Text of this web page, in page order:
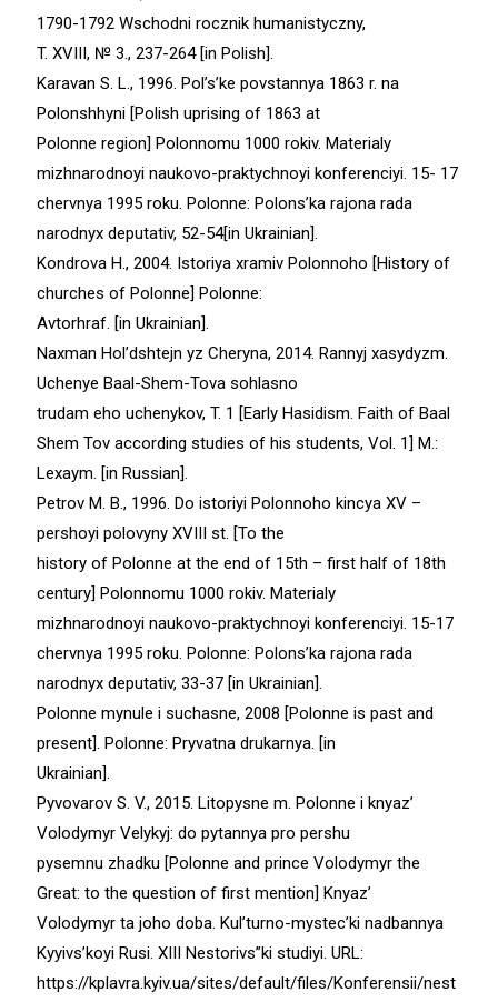
1790-1792 Wschodni rocznik humanistyczny,
T. XVIII, № 3., 237-264 [in Polish].
Karavan S. L., 1996. Pol’s’ke povstannya 1863 r. na
Polonshhyni [Polish uprising of 1863 at
Polonne region] Polonnomu 1000 rokiv. Materialy
mizhnarodnoyi naukovo-praktychnoyi konferenciyi. 15- 17
chervnya 1995 roku. Polonne: Polons’ka rajona rada
narodnyx deputativ, 52-54[in Ukrainian].
Kondrova H., 2004. Istoriya xramiv Polonnoho [History of
churches of Polonne] Polonne:
Avtorhraf. [in Ukrainian].
Naxman Hol’dshtejn yz Cheryna, 2014. Rannyj xasydyzm.
Uchenye Baal-Shem-Tova sohlasno
trudam eho uchenykov, T. 1 [Early Hasidism. Faith of Baal
Shem Tov according studies of his students, Vol. 1] M.:
Lexaym. [in Russian].
Petrov M. B., 1996. Do istoriyi Polonnoho kincya XV –
pershoyi polovyny XVIII st. [To the
history of Polonne at the end of 15th – first half of 18th
century] Polonnomu 1000 rokiv. Materialy
mizhnarodnoyi naukovo-praktychnoyi konferenciyi. 15-17
chervnya 1995 roku. Polonne: Polons’ka rajona rada
narodnyx deputativ, 33-37 [in Ukrainian].
Polonne mynule i suchasne, 2008 [Polonne is past and
present]. Polonne: Pryvatna drukarnya. [in
Ukrainian].
Pyvovarov S. V., 2015. Litopysne m. Polonne i knyaz’
Volodymyr Velykyj: do pytannya pro pershu
pysemnu zhadku [Polonne and prince Volodymyr the
Great: to the question of first mention] Knyaz’
Volodymyr ta joho doba. Kul’turno-mystec’ki nadbannya
Kyyivs’koyi Rusi. XIII Nestorivs”ki studiyi. URL:
https://kplavra.kyiv.ua/sites/default/files/Konferensii/nest